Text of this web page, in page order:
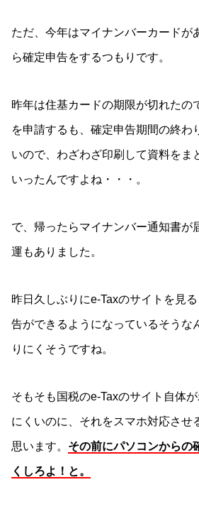
ただ、今年はマイナンバーカードが
ら確定申告をするつもりです。
昨年は住基カードの期限が切れたの
を申請するも、確定申告期間の終わ
いので、わざわざ印刷して資料をま
いったんですよね・・・。
で、帰ったらマイナンバー通知書が
運もありました。
昨日久しぶりにe-Taxのサイトを見
告ができるようになっているそうな
りにくそうですね。
そもそも国税のe-Taxのサイト自体
にくいのに、それをスマホ対応させ
思います。 その前にパソコンからの
くしろよ！と。